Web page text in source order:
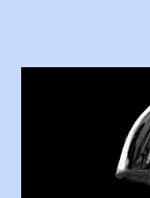
Nesrin’in
havuzunun
duruyor. Havuzun
yüzücüleri. Erkekler
Sadece 4 kız çocuğu